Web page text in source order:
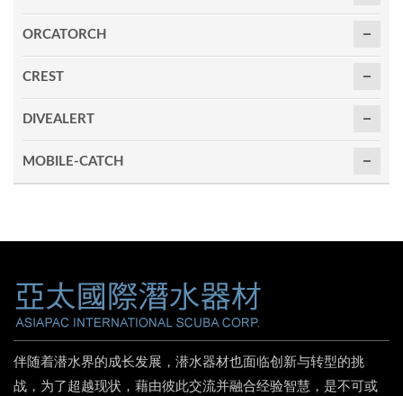
ORCATORCH
CREST
DIVEALERT
MOBILE-CATCH
伴随着潜水界的成长发展，潜水器材也面临创新与转型的挑
战，为了超越现状，藉由彼此交流并融合经验智慧，是不可或